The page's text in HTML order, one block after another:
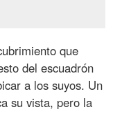
que
del escuadrón
a los suyos. Un
su vista, pero la